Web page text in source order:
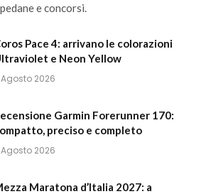
e concorsi.
Pace 4: arrivano le colorazioni
e Neon Yellow
2026
Garmin Forerunner 170:
preciso e completo
2026
Maratona d’Italia 2027: a